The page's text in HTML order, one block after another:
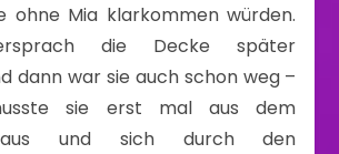
ohne Mia klarkommen würden.
die Decke später
dann war sie auch schon weg –
sie erst mal aus dem
raus und sich durch den